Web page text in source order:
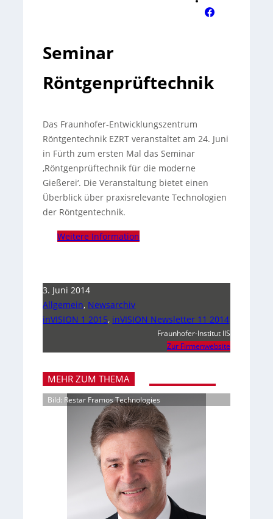
Seminar
Röntgenprüftechnik
Das Fraunhofer-Entwicklungszentrum
Röntgentechnik EZRT veranstaltet am 24. Juni
in Fürth zum ersten Mal das Seminar
‚Röntgenprüftechnik für die moderne
Gießerei‘. Die Veranstaltung bietet einen
Überblick über praxisrelevante Technologien
der Röntgentechnik.
Weitere Information
3. Juni 2014
Allgemein, Newsarchiv
inVISION 1 2015, inVISION Newsletter 11 2014
Fraunhofer-Institut IIS
Zur Firmenwebsite
MEHR ZUM THEMA
Bild: Restar Framos Technologies